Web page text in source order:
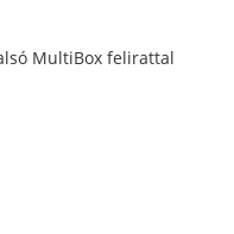
MultiBox felirattal